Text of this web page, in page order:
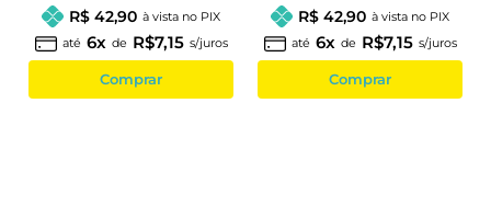
R$ 42,90 à vista no PIX
até 6x de R$7,15 s/juros
Comprar
R$ 42,90 à vista no PIX
até 6x de R$7,15 s/juros
Comprar